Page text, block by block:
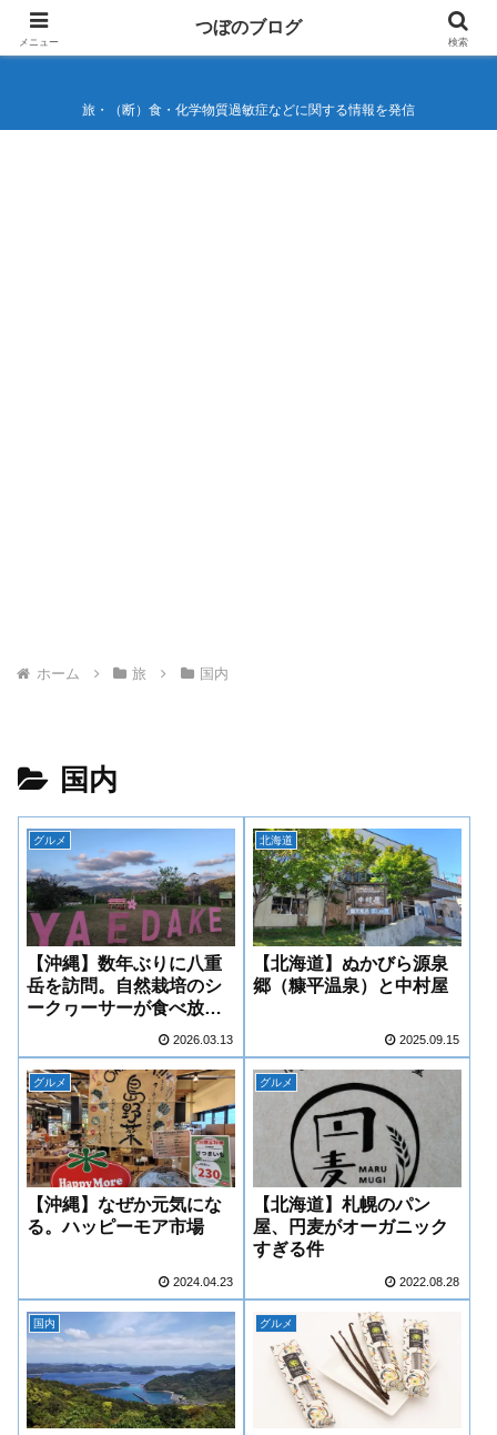
つぼのブログ
旅・（断）食・化学物質過敏症などに関する情報を発信
ホーム 旅 国内
国内
グルメ
【沖縄】数年ぶりに八重
岳を訪問。自然栽培のシ
ークヮーサーが食べ放
2026.03.13
北海道
【北海道】ぬかびら源泉
郷（糠平温泉）と中村屋
2025.09.15
グルメ
【沖縄】なぜか元気にな
る。ハッピーモア市場
2024.04.23
グルメ
【北海道】札幌のパン
屋、円麦がオーガニック
すぎる件
2022.08.28
国内 グルメ
メニュー
つぼのブログ
検索